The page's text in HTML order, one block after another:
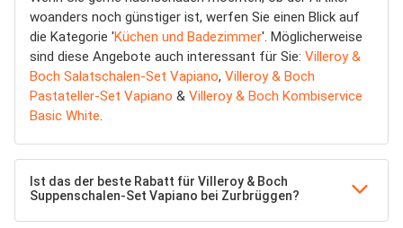
woanders noch günstiger ist, werfen Sie einen Blick auf
die Kategorie 'Küchen und Badezimmer'. Möglicherweise
sind diese Angebote auch interessant für Sie: Villeroy &
Boch Salatschalen-Set Vapiano, Villeroy & Boch
Pastateller-Set Vapiano & Villeroy & Boch Kombiservice
Basic White.
Ist das der beste Rabatt für Villeroy & Boch
Suppenschalen-Set Vapiano bei Zurbrüggen?